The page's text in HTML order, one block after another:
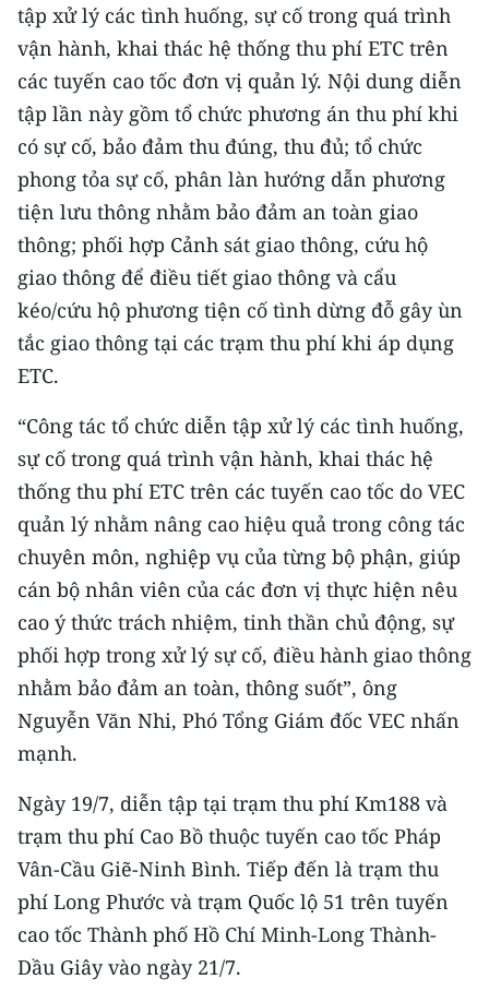
Video
Media Chính trị
Media Kinh tế
Media Văn hóa
Media Xã hội
Media Pháp luật
Media Du lịch
Media Thế giới
Media Thể thao
Media Giáo dục
Media Y tế
Media Khoa học - Công nghệ
Media Môi trường
Ảnh
Infographic
TIN ĐỊA PHƯƠNG
Trung du và miền núi phía Bắc
Đồng bằng sông Hồng
Bắc Trung Bộ
tập xử lý các tình huống, sự cố trong quá trình
vận hành, khai thác hệ thống thu phí ETC trên
các tuyến cao tốc đơn vị quản lý. Nội dung diễn
tập lần này gồm tổ chức phương án thu phí khi
có sự cố, bảo đảm thu đúng, thu đủ; tổ chức
phong tỏa sự cố, phân làn hướng dẫn phương
tiện lưu thông nhằm bảo đảm an toàn giao
thông; phối hợp Cảnh sát giao thông, cứu hộ
giao thông để điều tiết giao thông và cẩu
kéo/cứu hộ phương tiện cố tình dừng đỗ gây ùn
tắc giao thông tại các trạm thu phí khi áp dụng
ETC.
“Công tác tổ chức diễn tập xử lý các tình huống,
sự cố trong quá trình vận hành, khai thác hệ
thống thu phí ETC trên các tuyến cao tốc do VEC
quản lý nhằm nâng cao hiệu quả trong công tác
chuyên môn, nghiệp vụ của từng bộ phận, giúp
cán bộ nhân viên của các đơn vị thực hiện nêu
cao ý thức trách nhiệm, tinh thần chủ động, sự
phối hợp trong xử lý sự cố, điều hành giao thông
nhằm bảo đảm an toàn, thông suốt”, ông
Nguyễn Văn Nhi, Phó Tổng Giám đốc VEC nhấn
mạnh.
Ngày 19/7, diễn tập tại trạm thu phí Km188 và
trạm thu phí Cao Bồ thuộc tuyến cao tốc Pháp
Vân-Cầu Giẽ-Ninh Bình. Tiếp đến là trạm thu
phí Long Phước và trạm Quốc lộ 51 trên tuyến
cao tốc Thành phố Hồ Chí Minh-Long Thành-
Dầu Giây vào ngày 21/7.